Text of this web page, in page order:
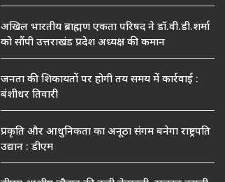
अखिल भारतीय ब्राह्मण एकता परिषद ने डॉ.वी.डी.शर्मा
को सौंपी उत्तराखंड प्रदेश अध्यक्ष की कमान
जनता की शिकायतों पर होगी तय समय में कार्रवाई :
बंशीधर तिवारी
प्रकृति और आधुनिकता का अनूठा संगम बनेगा राष्ट्रपति
उद्यान : डीएम